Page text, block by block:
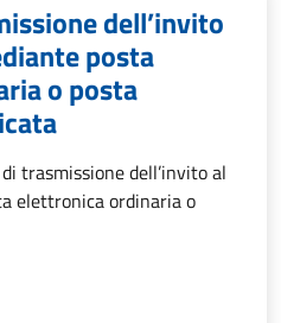
dell’invito
posta
o posta
trasmissione dell’invito al
elettronica ordinaria o